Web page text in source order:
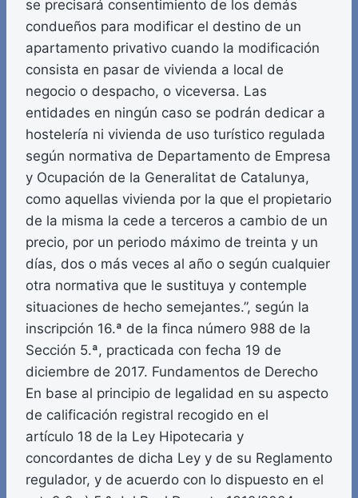
se precisará consentimiento de los demás
condueños para modificar el destino de un
apartamento privativo cuando la modificación
consista en pasar de vivienda a local de
negocio o despacho, o viceversa. Las
entidades en ningún caso se podrán dedicar a
hostelería ni vivienda de uso turístico regulada
según normativa de Departamento de Empresa
y Ocupación de la Generalitat de Catalunya,
como aquellas vivienda por la que el propietario
de la misma la cede a terceros a cambio de un
precio, por un periodo máximo de treinta y un
días, dos o más veces al año o según cualquier
otra normativa que le sustituya y contemple
situaciones de hecho semejantes.”, según la
inscripción 16.ª de la finca número 988 de la
Sección 5.ª, practicada con fecha 19 de
diciembre de 2017. Fundamentos de Derecho
En base al principio de legalidad en su aspecto
de calificación registral recogido en el
artículo 18 de la Ley Hipotecaria y
concordantes de dicha Ley y de su Reglamento
regulador, y de acuerdo con lo dispuesto en el